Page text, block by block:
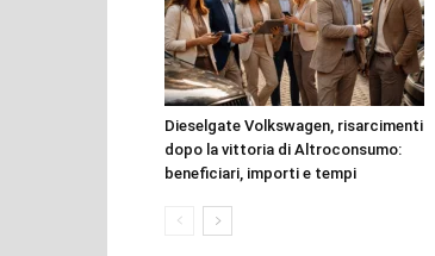
Dieselgate Volkswagen, risarcimenti
dopo la vittoria di Altroconsumo:
beneficiari, importi e tempi